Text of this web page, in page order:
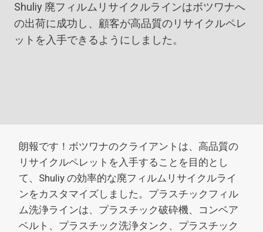
Shuliy 廃フィルムリサイクルラインはボツワナへ
の出荷に成功し、顧客が高品質のリサイクルペレ
ットを入手できるようにしました。
朗報です！ボツワナのクライアントは、高品質の
リサイクルペレットを入手することを目的とし
て、Shuliy の効率的な廃フィルムリサイクルライ
ンをカスタマイズしました。プラスチックフィル
ム洗浄ラインは、プラスチック破砕機、コンベア
ベルト、プラスチック洗浄タンク、プラスチック